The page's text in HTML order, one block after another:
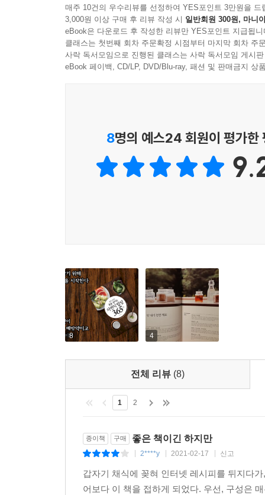
매주 10건의 우수리뷰를 선정하여 YES포인트 3만원을 드
3,000원 이상 구매 후 리뷰 작성 시 일반회원 300원, 마니
eBook은 다운로드 후 작성한 리뷰만 YES포인트 지급됩니
클래스는 첫번째 회차 주문확정 시점부터 마지막 회차 주
사락 독서모임으로 진행된 클래스는 사락 독서모임 게시
eBook 페이백, CD/LP, DVD/Blu-ray, 패션 및 판매금지 상
8명의 예스24 회원이 평가한
8 4
전체 리뷰 (8)
1 2
종이책 구매 좋은 책이긴 하지만
2****y 2021-02-17 신고
갑자기 채식에 꽂혀 인터넷 레시피를 뒤지다
어보다 이 책을 접하게 되었다. 우선, 구성은